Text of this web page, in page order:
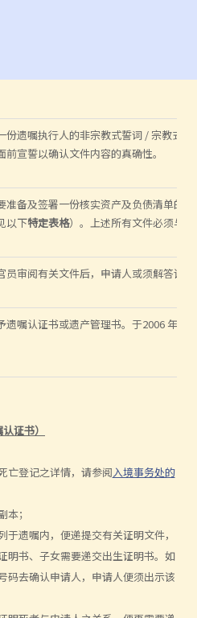
份遗嘱执行人的非宗教式誓词 / 宗教式誓
前宣誓以确认文件内容的真确性。
准备及签署一份核实资产及负债清单的
以下特定表格）。上述所有文件必须与
员审阅有关文件后，申请人或须解答该
遗嘱认证书或遗产管理书。于2006 年 2
证书）
亡登记之详情，请参阅入境事务处的
；
于遗嘱内，便递提交有关证明文件，
明书、子女需要递交出生证明书。如
码去确认申请人，申请人便须出示该
与没有遗嘱的遗产有何分别?
师讨论遗嘱内容，但从未签署任何遗
的遗嘱？
要考虑？
考虑什么事项？
的意愿执行。我该怎么做才能保证遗
此我打算不留任何东西给她，甚至在
这样做？
人/遗产管理人吗？
么样？
？
得授予遗产管理书（无遗嘱）